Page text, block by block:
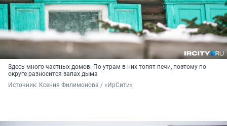
Здесь много частных домов. По утрам в них топят печи, поэтому по
округе разносится запах дыма
Источник: Ксения Филимонова / «ИрСити»